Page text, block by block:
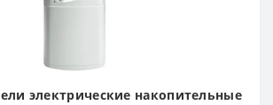
электрические накопительные